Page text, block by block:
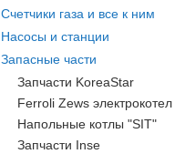
Счетчики газа и все к ним
Насосы и станции
Запасные части
Запчасти KoreaStar
Ferroli Zews электрокотел
Напольные котлы "SIT"
Запчасти Inse